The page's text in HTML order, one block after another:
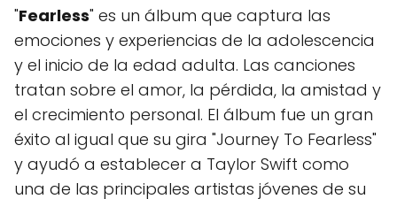
"Fearless" es un álbum que captura las
emociones y experiencias de la adolescencia
y el inicio de la edad adulta. Las canciones
tratan sobre el amor, la pérdida, la amistad y
el crecimiento personal. El álbum fue un gran
éxito al igual que su gira "Journey To Fearless"
y ayudó a establecer a Taylor Swift como
una de las principales artistas jóvenes de su